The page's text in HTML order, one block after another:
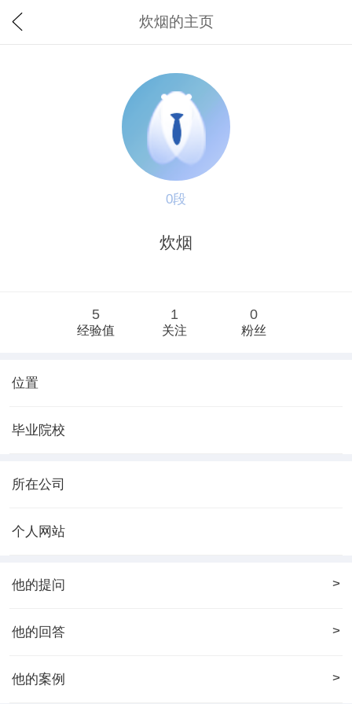
炊烟的主页
0段
炊烟
5
经验值
1
关注
0
粉丝
位置
毕业院校
所在公司
个人网站
他的提问 >
他的回答 >
他的案例 >